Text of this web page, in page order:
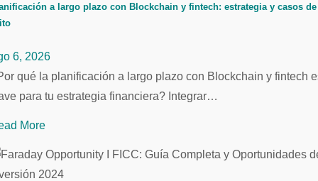
a largo plazo con Blockchain y fintech: estrategia y casos de
6, 2026
qué la planificación a largo plazo con Blockchain y fintech
para tu estrategia financiera? Integrar…
More